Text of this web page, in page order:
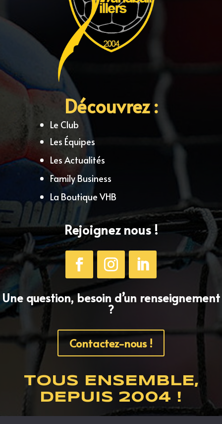
Découvrez :
Le Club
Les Équipes
Les Actualités
Family Business
La Boutique VHB
Rejoignez nous !
Une question, besoin d’un renseignement
?
Contactez-nous !
TOUS ENSEMBLE,
DEPUIS 2004 !